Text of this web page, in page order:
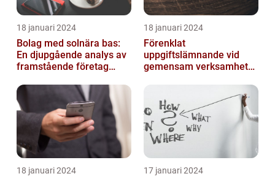
18 januari 2024
Bolag med solnära bas:
En djupgående analys av
framstående företag
18 januari 2024
Förenklat
uppgiftslämnande vid
gemensam verksamhet
18 januari 2024 17 januari 2024